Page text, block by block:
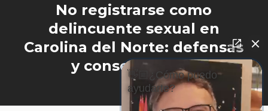
No registrarse como
delincuente sexual en
Carolina del Norte: defensas
y consecuencias
👋🏼¿Cómo puedo
ayudarte?